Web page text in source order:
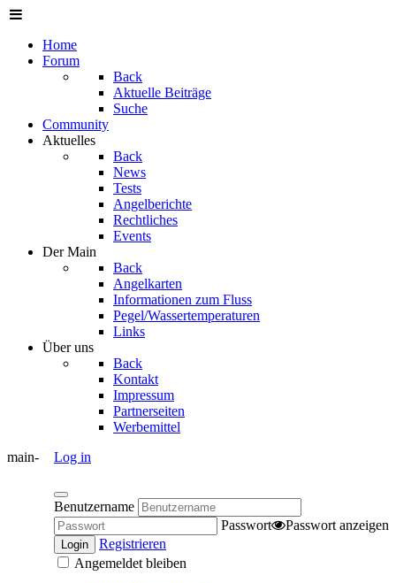
Home
Forum
Back
Aktuelle Beiträge
Suche
Community
Aktuelles
Back
News
Tests
Angelberichte
Rechtliches
Events
Der Main
Back
Angelkarten
Informationen zum Fluss
Pegel/Wassertemperaturen
Links
Über uns
Back
Kontakt
Impressum
Partnerseiten
Werbemittel
Log in
Benutzername
Passwort
Passwort anzeigen
Login
Registrieren
Angemeldet bleiben
main-